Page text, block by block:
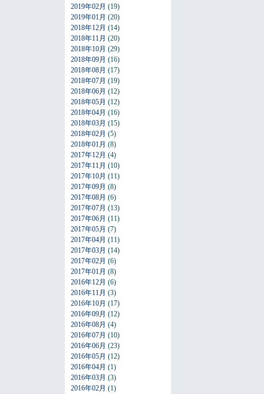
2019年02月 (19)
2019年01月 (20)
2018年12月 (14)
2018年11月 (20)
2018年10月 (29)
2018年09月 (16)
2018年08月 (17)
2018年07月 (19)
2018年06月 (12)
2018年05月 (12)
2018年04月 (16)
2018年03月 (15)
2018年02月 (5)
2018年01月 (8)
2017年12月 (4)
2017年11月 (10)
2017年10月 (11)
2017年09月 (8)
2017年08月 (6)
2017年07月 (13)
2017年06月 (11)
2017年05月 (7)
2017年04月 (11)
2017年03月 (14)
2017年02月 (6)
2017年01月 (8)
2016年12月 (6)
2016年11月 (3)
2016年10月 (17)
2016年09月 (12)
2016年08月 (4)
2016年07月 (10)
2016年06月 (23)
2016年05月 (12)
2016年04月 (1)
2016年03月 (3)
2016年02月 (1)